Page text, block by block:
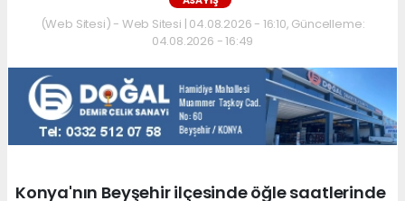
(Web Sitesi) - Web Sitesi | 04.08.2026 - 16:10, Güncelleme:
04.08.2026 - 16:49
Konya'nın Beyşehir ilçesinde öğle saatlerinde